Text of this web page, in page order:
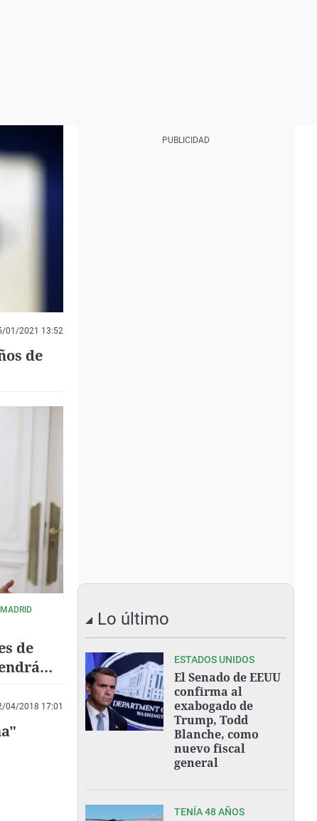
01/2021 13:52
de
de
04/2018 17:01
Lo último
ESTADOS UNIDOS
El Senado de EEUU
confirma al
exabogado de
Trump, Todd
Blanche, como
nuevo fiscal
general
TENÍA 48 AÑOS